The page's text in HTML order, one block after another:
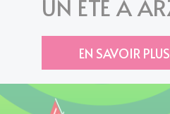
UN ÉTÉ À
EN SAVOIR PLUS